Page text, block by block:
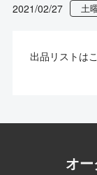
2021/02/27 土
出品リストは
オ